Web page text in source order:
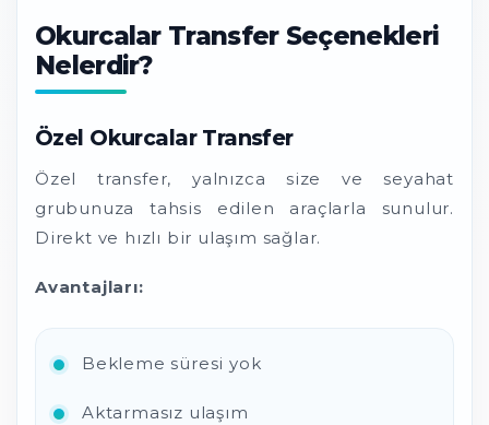
Okurcalar Transfer Seçenekleri
Nelerdir?
Özel Okurcalar Transfer
Özel transfer, yalnızca size ve seyahat
grubunuza tahsis edilen araçlarla sunulur.
Direkt ve hızlı bir ulaşım sağlar.
Avantajları:
Bekleme süresi yok
Aktarmasız ulaşım